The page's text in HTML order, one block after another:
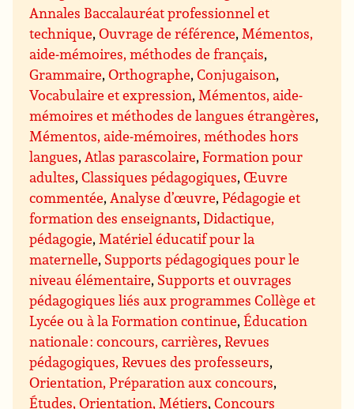
Annales Baccalauréat professionnel et
technique,Ouvrage de référence, Mémentos,
aide-mémoires, méthodes de français,
Grammaire,Orthographe,Conjugaison,
Vocabulaire et expression, Mémentos, aide-
mémoires et méthodes de langues étrangères,
Mémentos, aide-mémoires, méthodes hors
langues, Atlas parascolaire,Formation pour
adultes,Classiques pédagogiques,Œuvre
commentée, Analyse d’œuvre,Pédagogie et
formation des enseignants,Didactique,
pédagogie, Matériel éducatif pour la
maternelle, Supports pédagogiques pour le
niveau élémentaire, Supports et ouvrages
pédagogiques liés aux programmes Collège et
Lycée ou à la Formation continue,Éducation
nationale : concours, carrières,Revues
pédagogiques, Revues des professeurs,
Orientation, Préparation aux concours,
Études, Orientation, Métiers,Concours